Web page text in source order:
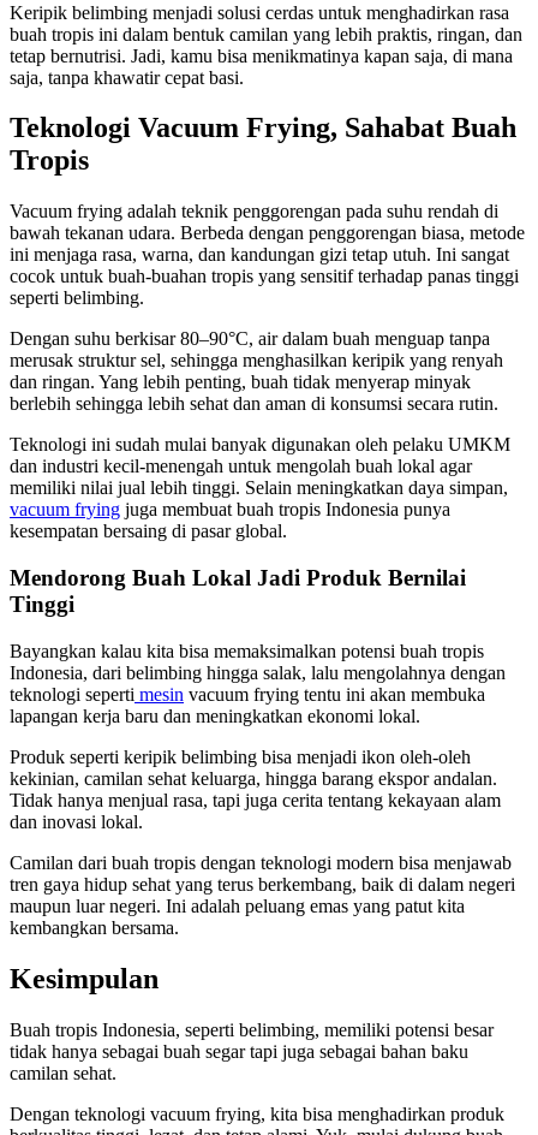
Keripik belimbing menjadi solusi cerdas untuk menghadirkan rasa
buah tropis ini dalam bentuk camilan yang lebih praktis, ringan, dan
tetap bernutrisi. Jadi, kamu bisa menikmatinya kapan saja, di mana
saja, tanpa khawatir cepat basi.
Teknologi Vacuum Frying, Sahabat Buah
Tropis
Vacuum frying adalah teknik penggorengan pada suhu rendah di
bawah tekanan udara. Berbeda dengan penggorengan biasa, metode
ini menjaga rasa, warna, dan kandungan gizi tetap utuh. Ini sangat
cocok untuk buah-buahan tropis yang sensitif terhadap panas tinggi
seperti belimbing.
Dengan suhu berkisar 80–90°C, air dalam buah menguap tanpa
merusak struktur sel, sehingga menghasilkan keripik yang renyah
dan ringan. Yang lebih penting, buah tidak menyerap minyak
berlebih sehingga lebih sehat dan aman di konsumsi secara rutin.
Teknologi ini sudah mulai banyak digunakan oleh pelaku UMKM
dan industri kecil-menengah untuk mengolah buah lokal agar
memiliki nilai jual lebih tinggi. Selain meningkatkan daya simpan,
vacuum frying juga membuat buah tropis Indonesia punya
kesempatan bersaing di pasar global.
Mendorong Buah Lokal Jadi Produk Bernilai
Tinggi
Bayangkan kalau kita bisa memaksimalkan potensi buah tropis
Indonesia, dari belimbing hingga salak, lalu mengolahnya dengan
teknologi seperti mesin vacuum frying tentu ini akan membuka
lapangan kerja baru dan meningkatkan ekonomi lokal.
Produk seperti keripik belimbing bisa menjadi ikon oleh-oleh
kekinian, camilan sehat keluarga, hingga barang ekspor andalan.
Tidak hanya menjual rasa, tapi juga cerita tentang kekayaan alam
dan inovasi lokal.
Camilan dari buah tropis dengan teknologi modern bisa menjawab
tren gaya hidup sehat yang terus berkembang, baik di dalam negeri
maupun luar negeri. Ini adalah peluang emas yang patut kita
kembangkan bersama.
Kesimpulan
Buah tropis Indonesia, seperti belimbing, memiliki potensi besar
tidak hanya sebagai buah segar tapi juga sebagai bahan baku
camilan sehat.
Dengan teknologi vacuum frying, kita bisa menghadirkan produk